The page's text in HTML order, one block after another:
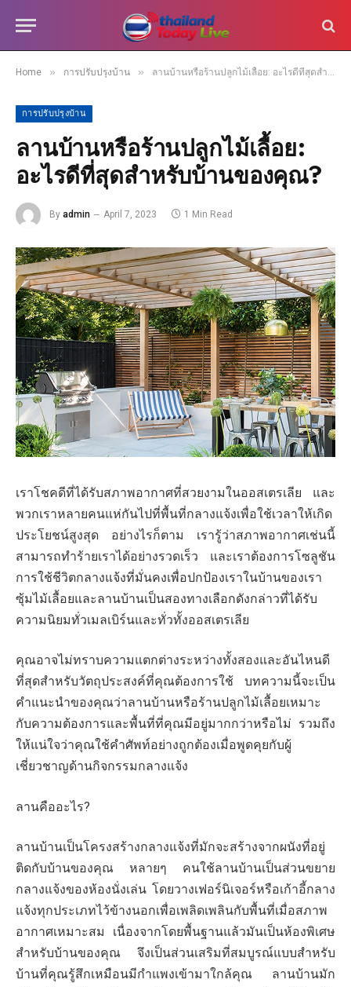
Home » การปรับปรุงบ้าน » ลานบ้านหรือร้านปลูกไม้เลื้อย: อะไรดีที่สุดสำหรับบ้านของคุณ?
การปรับปรุงบ้าน
ลานบ้านหรือร้านปลูกไม้เลื้อย:
อะไรดีที่สุดสำหรับบ้านของคุณ?
By admin April 7, 2023 1 Min Read
เราโชคดีที่ได้รับสภาพอากาศที่สวยงามในออสเตรเลีย และ
พวกเราหลายคนแห่กันไปที่พื้นที่กลางแจ้งเพื่อใช้เวลาให้เกิด
ประโยชน์สูงสุด อย่างไรก็ตาม เรารู้ว่าสภาพอากาศเช่นนี้
สามารถทำร้ายเราได้อย่างรวดเร็ว และเราต้องการโซลูชัน
การใช้ชีวิตกลางแจ้งที่มั่นคงเพื่อปกป้องเราในบ้านของเรา
ซุ้มไม้เลื้อยและลานบ้านเป็นสองทางเลือกดังกล่าวที่ได้รับ
ความนิยมทั่วเมลเบิร์นและทั่วทั้งออสเตรเลีย
คุณอาจไม่ทราบความแตกต่างระหว่างทั้งสองและอันไหนดี
ที่สุดสำหรับวัตถุประสงค์ที่คุณต้องการใช้ บทความนี้จะเป็น
คำแนะนำของคุณว่าลานบ้านหรือร้านปลูกไม้เลื้อยเหมาะ
กับความต้องการและพื้นที่ที่คุณมีอยู่มากกว่าหรือไม่ รวมถึง
ให้แน่ใจว่าคุณใช้คำศัพท์อย่างถูกต้องเมื่อพูดคุยกับผู้
เชี่ยวชาญด้านกิจกรรมกลางแจ้ง
ลานคืออะไร?
ลานบ้านเป็นโครงสร้างกลางแจ้งที่มักจะสร้างจากผนังที่อยู่
ติดกับบ้านของคุณ หลายๆ คนใช้ลานบ้านเป็นส่วนขยาย
กลางแจ้งของห้องนั่งเล่น โดยวางเฟอร์นิเจอร์หรือเก้าอี้กลาง
แจ้งทุกประเภทไว้ข้างนอกเพื่อเพลิดเพลินกับพื้นที่เมื่อสภาพ
อากาศเหมาะสม เนื่องจากโดยพื้นฐานแล้วมันเป็นห้องพิเศษ
สำหรับบ้านของคุณ จึงเป็นส่วนเสริมที่สมบูรณ์แบบสำหรับ
บ้านที่คุณรู้สึกเหมือนมีกำแพงเข้ามาใกล้คุณ ลานบ้านมัก